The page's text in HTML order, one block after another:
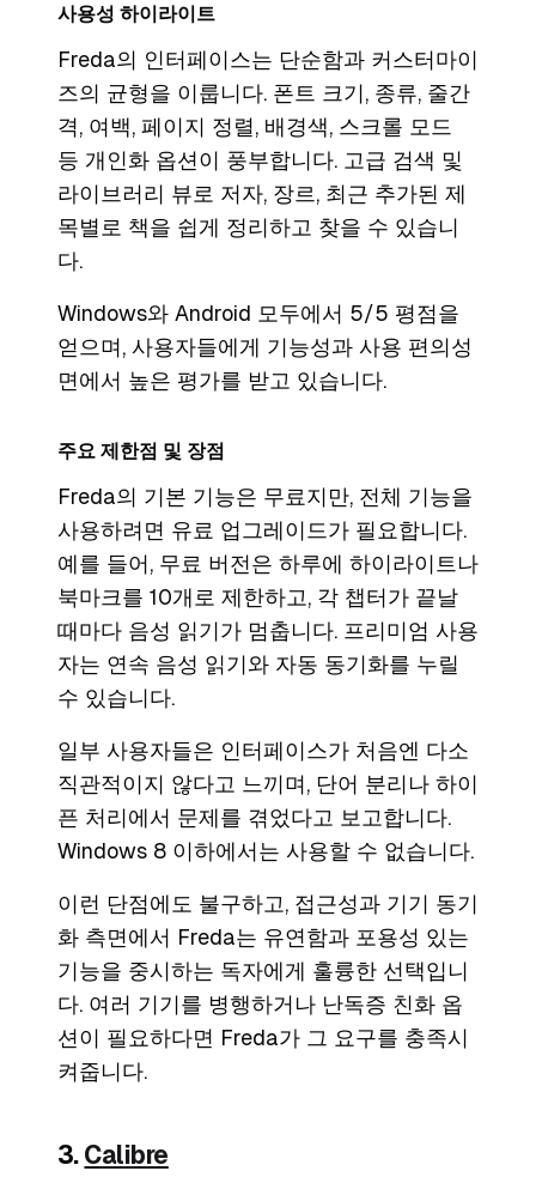
사용성 하이라이트
Freda의 인터페이스는 단순함과 커스터마이
즈의 균형을 이룹니다. 폰트 크기, 종류, 줄간
격, 여백, 페이지 정렬, 배경색, 스크롤 모드
등 개인화 옵션이 풍부합니다. 고급 검색 및
라이브러리 뷰로 저자, 장르, 최근 추가된 제
목별로 책을 쉽게 정리하고 찾을 수 있습니
다.
Windows와 Android 모두에서 5/5 평점을
얻으며, 사용자들에게 기능성과 사용 편의성
면에서 높은 평가를 받고 있습니다.
주요 제한점 및 장점
Freda의 기본 기능은 무료지만, 전체 기능을
사용하려면 유료 업그레이드가 필요합니다.
예를 들어, 무료 버전은 하루에 하이라이트나
북마크를 10개로 제한하고, 각 챕터가 끝날
때마다 음성 읽기가 멈춥니다. 프리미엄 사용
자는 연속 음성 읽기와 자동 동기화를 누릴
수 있습니다.
일부 사용자들은 인터페이스가 처음엔 다소
직관적이지 않다고 느끼며, 단어 분리나 하이
픈 처리에서 문제를 겪었다고 보고합니다.
Windows 8 이하에서는 사용할 수 없습니다.
이런 단점에도 불구하고, 접근성과 기기 동기
화 측면에서 Freda는 유연함과 포용성 있는
기능을 중시하는 독자에게 훌륭한 선택입니
다. 여러 기기를 병행하거나 난독증 친화 옵
션이 필요하다면 Freda가 그 요구를 충족시
켜줍니다.
3. Calibre